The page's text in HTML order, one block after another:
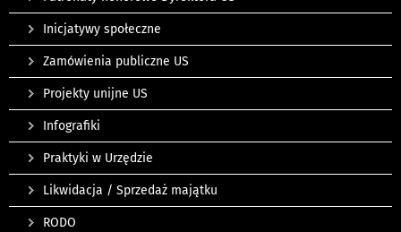
Inicjatywy społeczne
Zamówienia publiczne US
Projekty unijne US
Infografiki
Praktyki w Urzędzie
Likwidacja / Sprzedaż majątku
RODO